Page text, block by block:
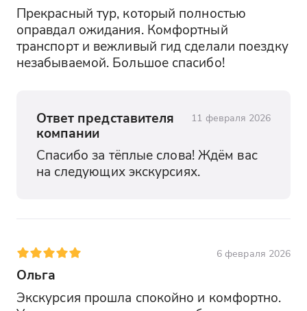
Прекрасный тур, который полностью
оправдал ожидания. Комфортный
транспорт и вежливый гид сделали поездку
незабываемой. Большое спасибо!
Ответ представителя
компании
11 февраля 2026
Спасибо за тёплые слова! Ждём вас
на следующих экскурсиях.
6 февраля 2026
Ольга
Экскурсия прошла спокойно и комфортно.